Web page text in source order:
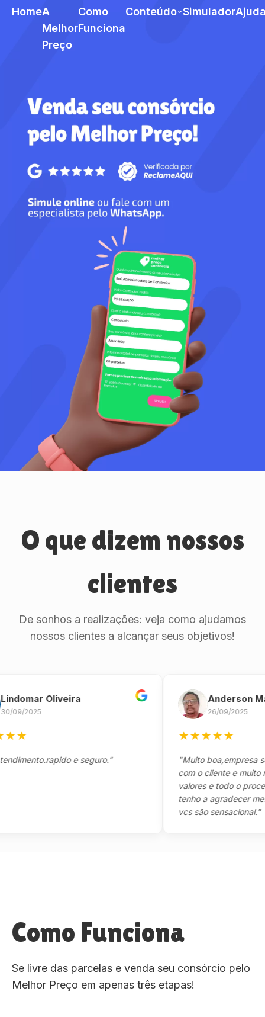
HomeA
Melhor
Preço
Como
Funciona
Conteúdo Simulador
O que dizem nossos
clientes
De sonhos a realizações: veja como ajudamos
nossos clientes a alcançar seus objetivos!
Oliveira
e seguro."
Anderson
26/09/2025
★★★
"Muito boa,empresa séria
com o cliente e muito
valores e todo o processo
tenho a agradecer
vcs são sensacional."
Como Funciona
Se livre das parcelas e venda seu consórcio pelo
Melhor Preço em apenas três etapas!